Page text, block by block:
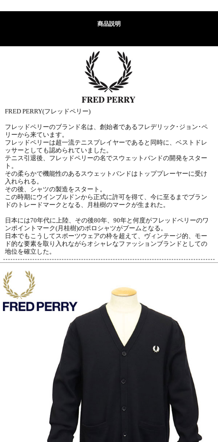
商品説明
FRED PERRY(フレッドペリー)
フレッドペリーのブランド名は、創始者であるフレデリック･ジョン･ペ
リーから来ています。
フレッドペリーは超一流テニスプレイヤーであると同時に、ベストドレ
ッサーとしても認められていました。
テニス引退後、フレッドペリーの名でスウェットバンドの開発をスター
ト。
その柔らかで機能性のあるスウェットバンドはトッププレーヤーに受け
入れられる。
その後、シャツの製造をスタート。
この時期にウインブルドンから正式に許可を得て、今に至るまでブラン
ドのトレードマークとなる、月桂樹のマークが生まれた。
日本には70年代に上陸、その後80年、90年と何度がフレッドペリーのワ
ンポイントマーク(月桂樹)のポロシャツがブームとなる。
日本でもこうしてスポーツウェアの枠を超えて、ヴィンテージ的、モー
ド的な要素を取り入れながらオシャレなファッションブランドとしての
地位を確立した。